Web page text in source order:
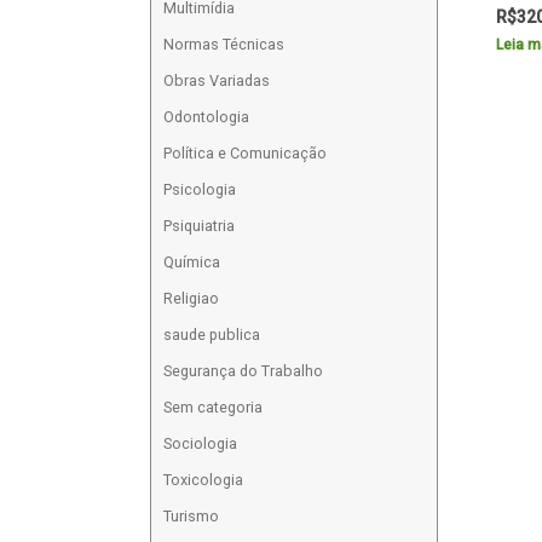
R$
Leia
Multimídia
Normas Técnicas
Obras Variadas
Odontologia
Política e Comunicação
Psicologia
Psiquiatria
Química
Religiao
saude publica
Segurança do Trabalho
Sem categoria
Sociologia
Toxicologia
Turismo